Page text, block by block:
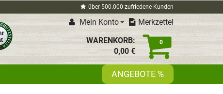
über 500.000 zufriedene Kunden
Mein Konto Merkzettel
0
WARENKORB:
0,00 €
ANGEBOTE %